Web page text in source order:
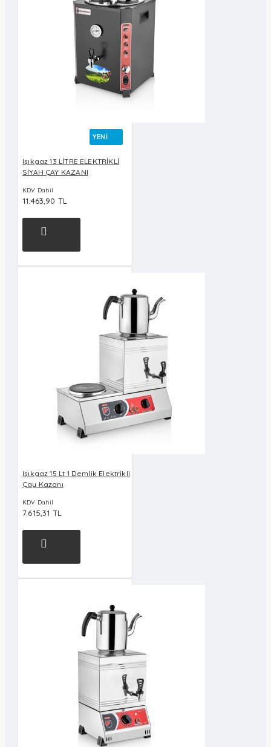
YENI
Işıkgaz 13 LİTRE ELEKTRİKLİ
SİYAH ÇAY KAZANI
KDV Dahil
11.463,90 TL
Işıkgaz 15 Lt 1 Demlik Elektrikli
Çay Kazanı
KDV Dahil
7.615,31 TL